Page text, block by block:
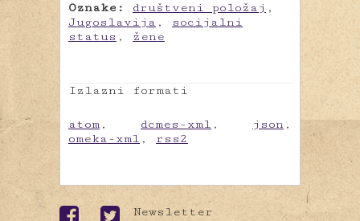
Oznake: društveni položaj ,
Jugoslavija ,
socijalni
status , žene
Izlazni formati
atom , dcmes-xml , json ,
omeka-xml , rss2
Newsletter